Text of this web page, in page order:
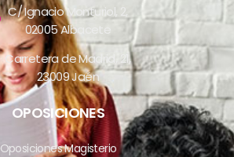
C/ Ignacio Monturiol, 2,
02005 Albacete
Carretera de Madrid, 21,
23009 Jaén
OPOSICIONES
Oposiciones Magisterio